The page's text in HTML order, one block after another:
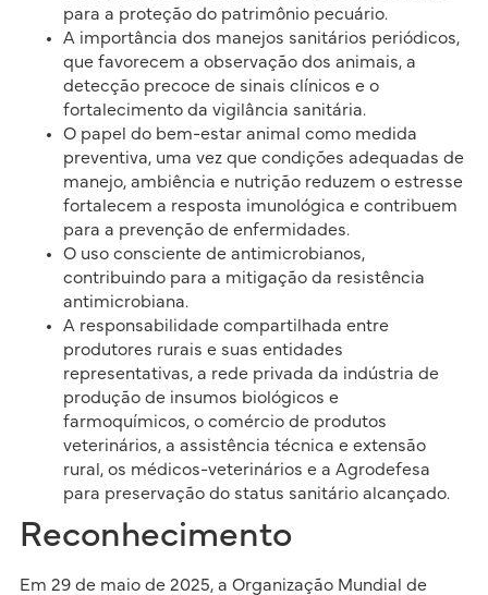
para a proteção do patrimônio pecuário.
A importância dos manejos sanitários periódicos,
que favorecem a observação dos animais, a
detecção precoce de sinais clínicos e o
fortalecimento da vigilância sanitária.
O papel do bem-estar animal como medida
preventiva, uma vez que condições adequadas de
manejo, ambiência e nutrição reduzem o estresse
fortalecem a resposta imunológica e contribuem
para a prevenção de enfermidades.
O uso consciente de antimicrobianos,
contribuindo para a mitigação da resistência
antimicrobiana.
A responsabilidade compartilhada entre
produtores rurais e suas entidades
representativas, a rede privada da indústria de
produção de insumos biológicos e
farmoquímicos, o comércio de produtos
veterinários, a assistência técnica e extensão
rural, os médicos-veterinários e a Agrodefesa
para preservação do status sanitário alcançado.
Reconhecimento
Em 29 de maio de 2025, a Organização Mundial de